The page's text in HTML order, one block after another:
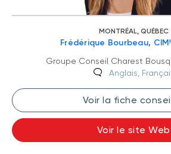
MONTRÉAL, QUÉBEC
Frédérique Bourbeau,
Groupe Conseil Charest
Anglais,
Voir la fiche
Voir le site Web